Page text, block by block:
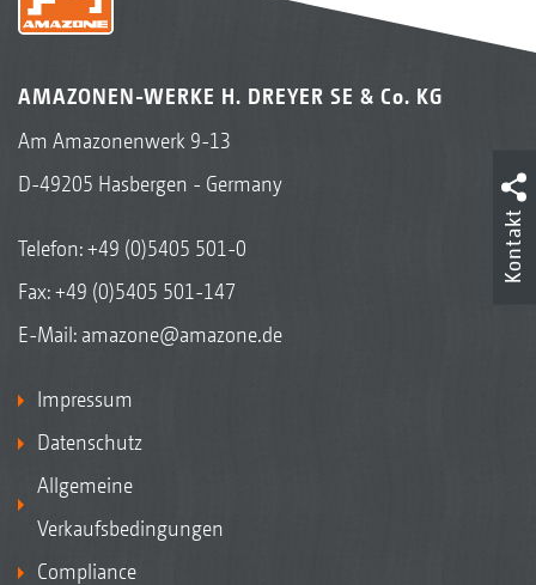
AMAZONEN-WERKE H. DREYER SE & Co. KG
Am Amazonenwerk 9-13
D-49205 Hasbergen - Germany
Telefon:+49 (0)5405 501-0
Fax: +49 (0)5405 501-147
E-Mail: amazone@amazone.de
Impressum
Datenschutz
Allgemeine
Verkaufsbedingungen
Compliance
Kontakt